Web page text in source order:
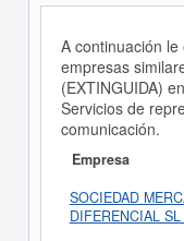
A continuación
empresas
(EXTINGUIDA)
Servicios de
comunicación.
Empresa
SOCIEDAD
DIFERENCIAL